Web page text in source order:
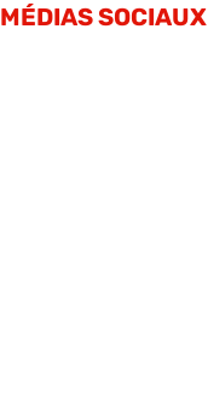
MÉDIAS SOCIAUX